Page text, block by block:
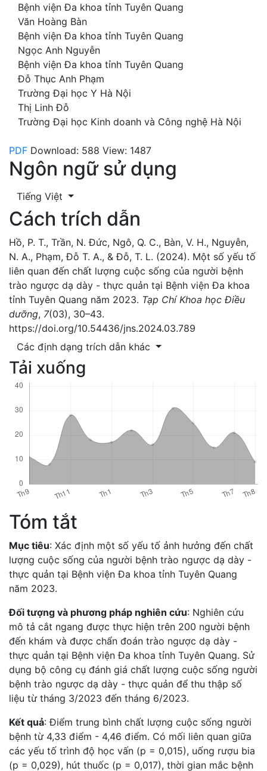
Bệnh viện Đa khoa tỉnh Tuyên Quang
Văn Hoàng Bàn
Bệnh viện Đa khoa tỉnh Tuyên Quang
Ngọc Anh Nguyễn
Bệnh viện Đa khoa tỉnh Tuyên Quang
Đỗ Thục Anh Phạm
Trường Đại học Y Hà Nội
Thị Linh Đỗ
Trường Đại học Kinh doanh và Công nghệ Hà Nội
PDF Download: 588 View: 1487
Ngôn ngữ sử dụng
Tiếng Việt
Cách trích dẫn
Hồ, P. T., Trần, N. Đức, Ngô, Q. C., Bàn, V. H., Nguyễn,
N. A., Phạm, Đỗ T. A., & Đỗ, T. L. (2024). Một số yếu tố
liên quan đến chất lượng cuộc sống của người bệnh
trào ngược dạ dày - thực quản tại Bệnh viện Đa khoa
tỉnh Tuyên Quang năm 2023. Tạp Chí Khoa học Điều
dưỡng, 7(03), 30–43.
https://doi.org/10.54436/jns.2024.03.789
Các định dạng trích dẫn khác
Tải xuống
Tóm tắt
Mục tiêu: Xác định một số yếu tố ảnh hưởng đến chất
lượng cuộc sống của người bệnh trào ngược dạ dày -
thực quản tại Bệnh viện Đa khoa tỉnh Tuyên Quang
năm 2023.
Đối tượng và phương pháp nghiên cứu: Nghiên cứu
mô tả cắt ngang được thực hiện trên 200 người bệnh
đến khám và được chẩn đoán trào ngược dạ dày -
thực quản tại Bệnh viện Đa khoa tỉnh Tuyên Quang. Sử
dụng bộ công cụ đánh giá chất lượng cuộc sống người
bệnh trào ngược dạ dày - thực quản để thu thập số
liệu từ tháng 3/2023 đến tháng 6/2023.
Kết quả: Điểm trung bình chất lượng cuộc sống người
bệnh từ 4,33 điểm - 4,46 điểm. Có mối liên quan giữa
các yếu tố trình độ học vấn (p = 0,015), uống rượu bia
(p = 0,029), hút thuốc (p = 0,017), thời gian mắc bệnh